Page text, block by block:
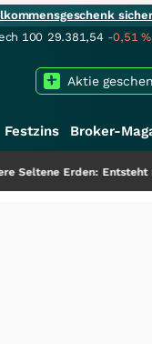
100 29.381,54 -0,51%
Aktie
Festzins Broker-
Entsteht hier die